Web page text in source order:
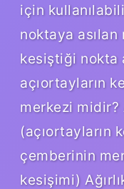
için
noktaya
kesiştiği nokta
açıortayların
merkezi midir?
(açıortayların
çemberinin
kesişimi)